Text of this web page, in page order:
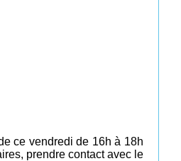
ce vendredi de 16h à 18h
prendre contact avec le